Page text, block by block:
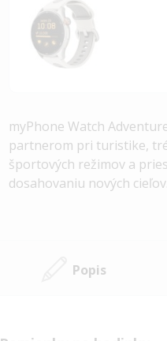
myPhone Watch
partnerom pri turistike,
športových režimov a
dosahovaniu nových cieľov.
Popis